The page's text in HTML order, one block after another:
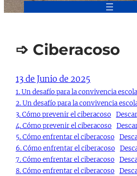
➩ Ciberacoso
13 de Junio de 2025
1. Un desafío para la convivencia
2. Un desafío para la convivencia
3. Cómo prevenir el ciberacoso
4. Cómo prevenir el ciberacoso
5. Cómo enfrentar el ciberacoso
6. Cómo enfrentar el ciberacoso
7. Cómo enfrentar el ciberacoso
8. Cómo enfrentar el ciberacoso